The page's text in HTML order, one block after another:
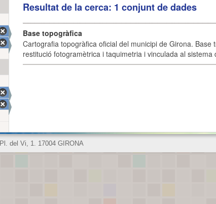
Resultat de la cerca: 1 conjunt de dades
Base topogràfica
Cartografia topogràfica oficial del municipi de Girona. Base
restitució fotogramètrica i taquimetria i vinculada al sistema
Pl. del Vi, 1. 17004 GIRONA